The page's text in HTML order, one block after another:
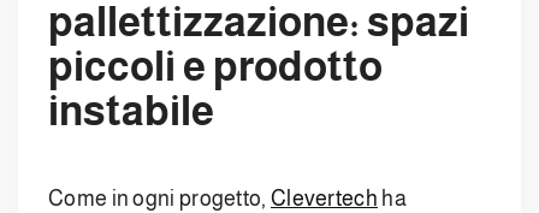
pallettizzazione: spazi
piccoli e prodotto
instabile
Come in ogni progetto, Clevertech ha